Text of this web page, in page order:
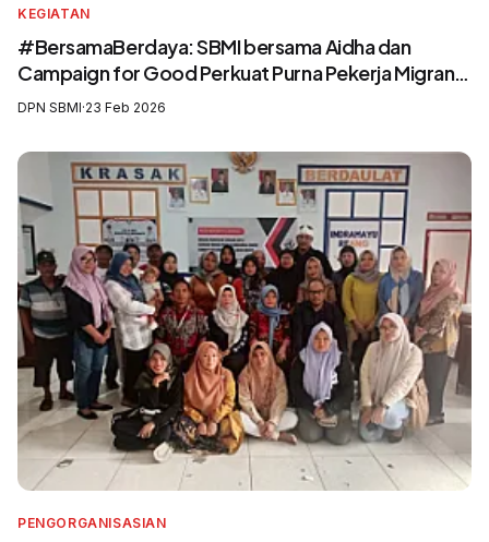
KEGIATAN
#BersamaBerdaya: SBMI bersama Aidha dan
Campaign for Good Perkuat Purna Pekerja Migran
sebagai Agen Perubahan dan Pelatih Migrasi Aman
DPN SBMI·23 Feb 2026
PENGORGANISASIAN